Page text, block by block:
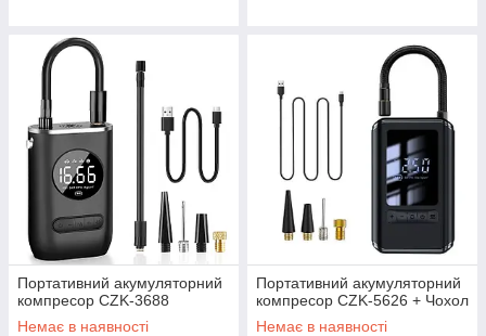
Портативний акумуляторний
компресор CZK-3688
Немає в наявності
Портативний акумуляторний
компресор CZK-5626 + Чохол
Немає в наявності